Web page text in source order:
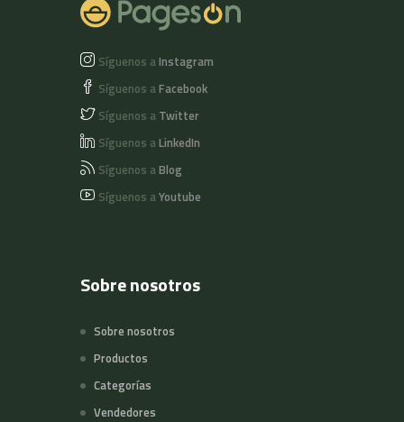
Síguenos aInstagram
Síguenos aFacebook
Síguenos a Twitter
Síguenos aLinkedIn
Síguenos aBlog
Síguenos aYoutube
Sobre nosotros
Sobre nosotros
Productos
Categorías
Vendedores